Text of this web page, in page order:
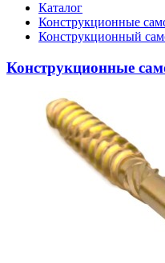
Каталог
Конструкционные
Конструкционный
Конструкционные